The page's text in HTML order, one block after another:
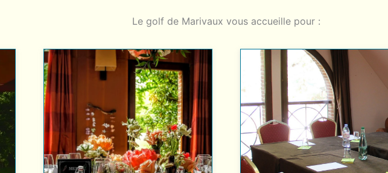
Le golf de Marivaux vous accueille pour :
Nous organisons tous vos
événements familiaux et amicaux
Organisez vos séminaires ou
compétitions d'entreprise au
golf de Marivaux